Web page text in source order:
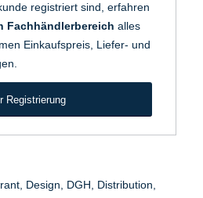
registriert sind, erfahren
Fachhändlerbereich alles
Einkaufspreis, Liefer- und
Registrierung
, Design, DGH , Distribution,